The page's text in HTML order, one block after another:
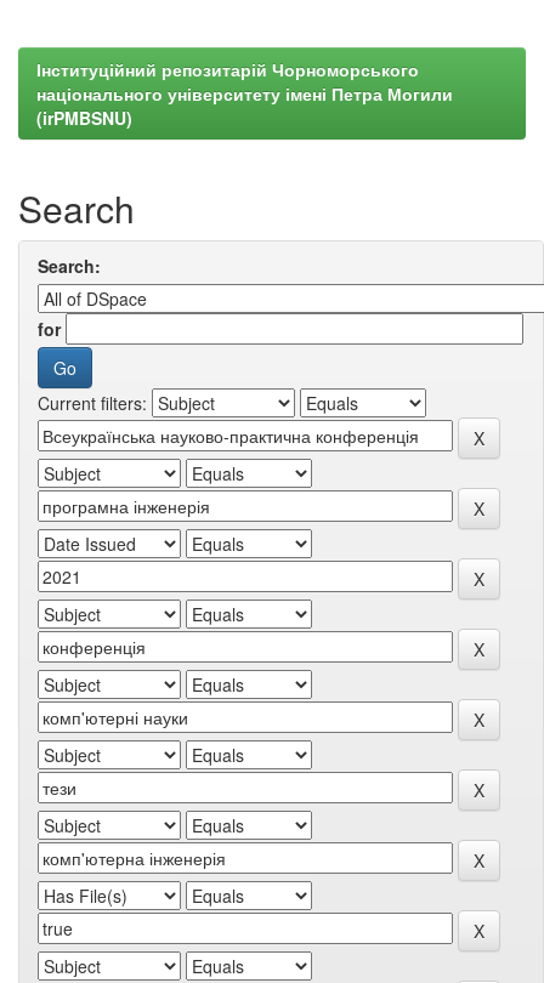
Інституційний репозитарій Чорноморського
національного університету імені Петра Могили
(irPMBSNU)
Search
Search:
for
Current filters: